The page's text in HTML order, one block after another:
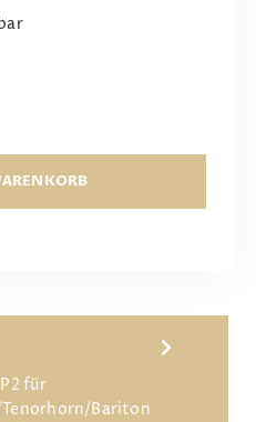
für
Tenorhorn/Bariton